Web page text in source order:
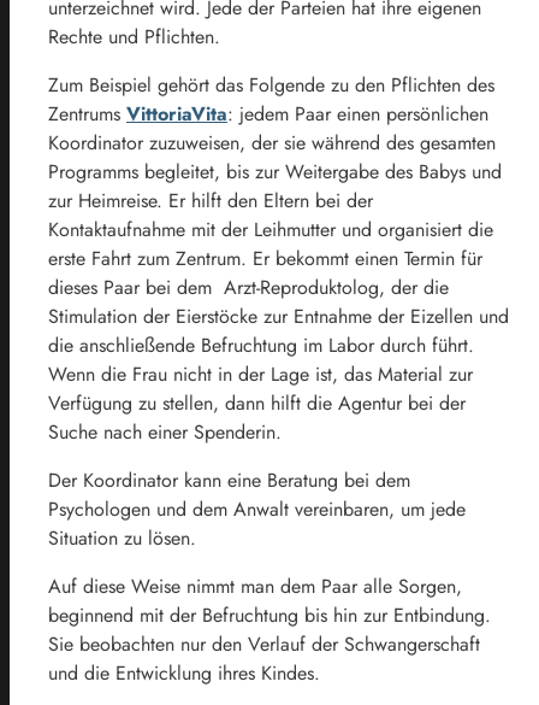
unterzeichnet wird. Jede der Parteien hat ihre eigenen
Rechte und Pflichten.
Zum Beispiel gehört das Folgende zu den Pflichten des
Zentrums VittoriaVita: jedem Paar einen persönlichen
Koordinator zuzuweisen, der sie während des gesamten
Programms begleitet, bis zur Weitergabe des Babys und
zur Heimreise. Er hilft den Eltern bei der
Kontaktaufnahme mit der Leihmutter und organisiert die
erste Fahrt zum Zentrum. Er bekommt einen Termin für
dieses Paar bei dem Arzt-Reproduktolog, der die
Stimulation der Eierstöcke zur Entnahme der Eizellen und
die anschließende Befruchtung im Labor durch führt.
Wenn die Frau nicht in der Lage ist, das Material zur
Verfügung zu stellen, dann hilft die Agentur bei der
Suche nach einer Spenderin.
Der Koordinator kann eine Beratung bei dem
Psychologen und dem Anwalt vereinbaren, um jede
Situation zu lösen.
Auf diese Weise nimmt man dem Paar alle Sorgen,
beginnend mit der Befruchtung bis hin zur Entbindung.
Sie beobachten nur den Verlauf der Schwangerschaft
und die Entwicklung ihres Kindes.